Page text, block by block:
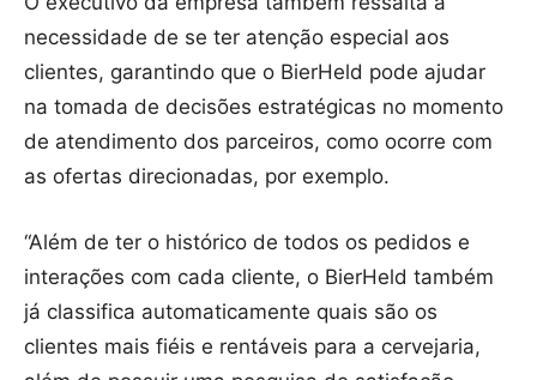
necessidade de se ter atenção especial aos
clientes, garantindo que o BierHeld pode ajudar
na tomada de decisões estratégicas no momento
de atendimento dos parceiros, como ocorre com
as ofertas direcionadas, por exemplo.
“Além de ter o histórico de todos os pedidos e
interações com cada cliente, o BierHeld também
já classifica automaticamente quais são os
clientes mais fiéis e rentáveis para a cervejaria,